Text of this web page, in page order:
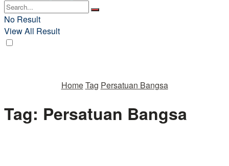
No Result
View All Result
HomeTag Persatuan Bangsa
Tag: Persatuan Bangsa